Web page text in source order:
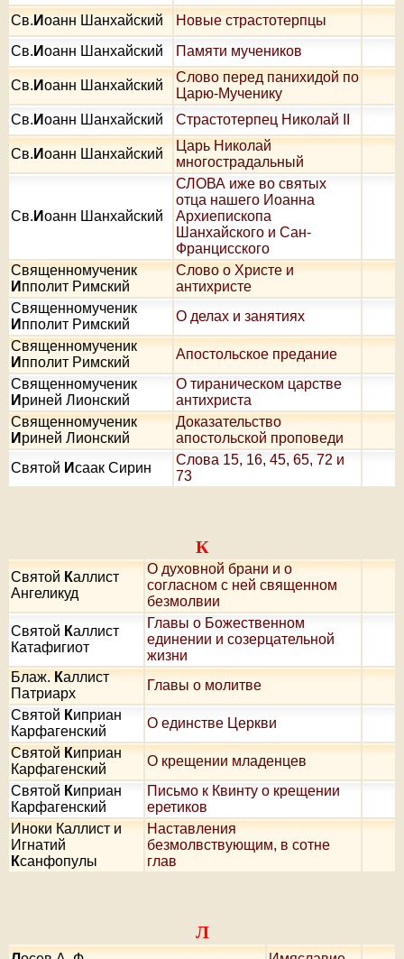
Св. Иоанн Шанхайский
Новые страстотерпцы
Св. Иоанн Шанхайский Памяти мучеников
Св. Иоанн Шанхайский
Слово перед панихидой по
Царю-Мученику
Св. Иоанн Шанхайский Страстотерпец Николай II
Св. Иоанн Шанхайский
Царь Николай
многострадальный
Св. Иоанн Шанхайский
СЛОВА иже во святых
отца нашего Иоанна
Архиепископа
Шанхайского и Сан-
Францисского
Священномученик
И пполит Римский
Слово о Христе и
антихристе
Священномученик
И пполит Римский
О делах и занятиях
Священномученик
И пполит Римский
Апостольское предание
Священномученик
И риней Лионский
О тираническом царстве
антихриста
Священномученик
И риней Лионский
Доказательство
апостольской проповеди
Святой Исаак Сирин
Слова 15, 16, 45, 65, 72 и
73
К
Святой Каллист
Ангеликуд
О духовной брани и о
согласном с ней священном
безмолвии
Святой Каллист
Катафигиот
Главы о Божественном
единении и созерцательной
жизни
Блаж.Каллист
Патриарх
Главы о молитве
Святой Киприан
Карфагенский
О единстве Церкви
СвятойКиприан
Карфагенский
О крещении младенцев
Святой Киприан
Карфагенский
Письмо к Квинту о крещении
еретиков
Иноки Каллист и
Игнатий
Ксанфопулы
Наставления
безмолвствующим, в сотне
глав
Л